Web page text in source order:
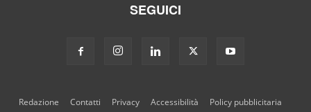
SEGUICI
Redazione Contatti Privacy Accessibilità
Policy pubblicitaria